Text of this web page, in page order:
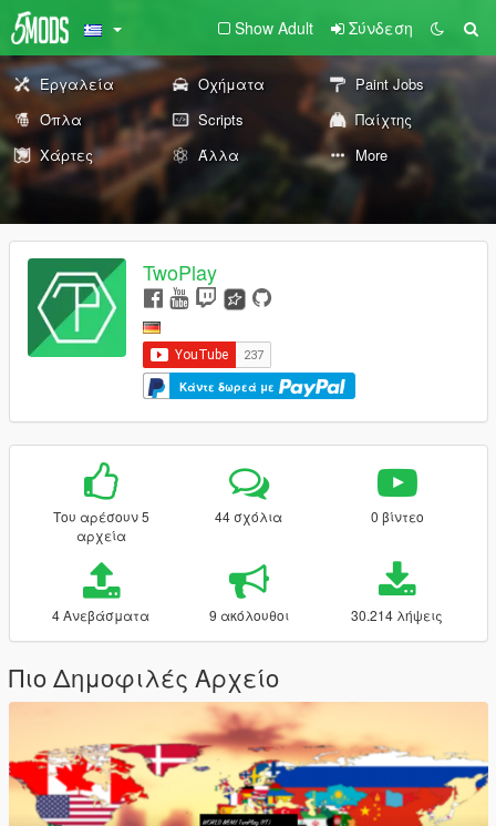
Show Adult Σύνδεση
Εργαλεία Οχήματα
Paint Jobs
Όπλα
Scripts
Παίχτης
Χάρτες
Άλλα More
TwoPlay
Κάντε δωρεά με
Του αρέσουν 5
αρχεία
44 σχόλια 0 βίντεο
4 Ανεβάσματα 9 ακόλουθοι 30.214 λήψεις
Πιο Δημοφιλές Αρχείο